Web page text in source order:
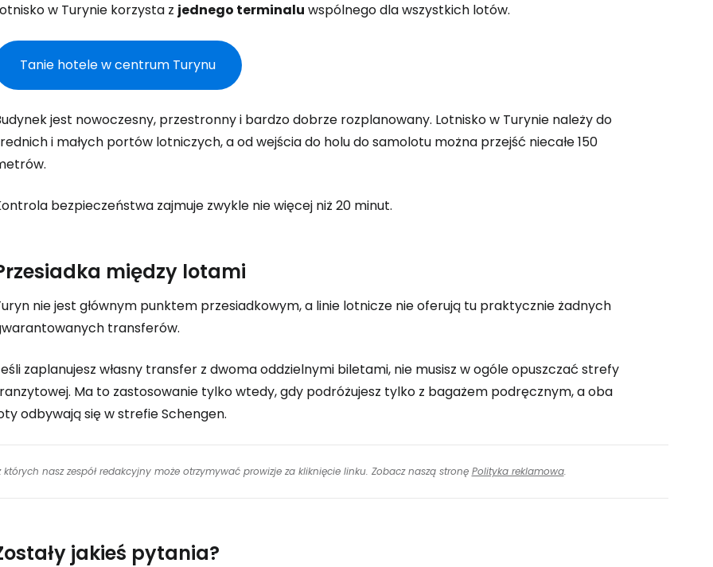
w Turynie korzysta z jednego terminalu wspólnego dla wszystkich lotów.
Tanie hotele w centrum Turynu
jest nowoczesny, przestronny i bardzo dobrze rozplanowany. Lotnisko w Turynie należy do
i małych portów lotniczych, a od wejścia do holu do samolotu można przejść niecałe 150
bezpieczeństwa zajmuje zwykle nie więcej niż 20 minut.
między lotami
nie jest głównym punktem przesiadkowym, a linie lotnicze nie oferują tu praktycznie żadnych
transferów.
zaplanujesz własny transfer z dwoma oddzielnymi biletami, nie musisz w ogóle opuszczać strefy
Ma to zastosowanie tylko wtedy, gdy podróżujesz tylko z bagażem podręcznym, a oba
odbywają się w strefie Schengen.
nasz zespół redakcyjny może otrzymywać prowizje za kliknięcie linku. Zobacz naszą stronę Polityka reklamowa.
jakieś pytania?
Zaloguj się do Cestee
... światowej społeczności podróżniczej
Kontynuuj z Google
Kontynuuj z Facebookiem